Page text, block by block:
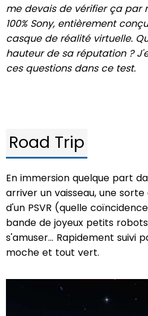
me devais de vérifier ça par
100% Sony, entièrement
casque de réalité virtuelle.
hauteur de sa réputation ?
ces questions dans ce test.
Road Trip
En immersion quelque part
arriver un vaisseau, une
d'un PSVR (quelle
bande de joyeux petits
s'amuser... Rapidement suivi
moche et tout vert.